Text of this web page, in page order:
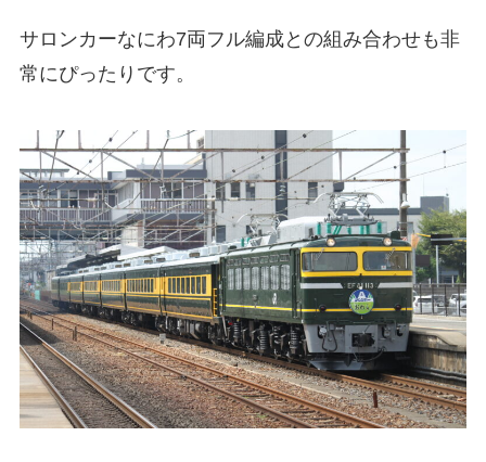
サロンカーなにわ7両フル編成との組み合わせも非
常にぴったりです。